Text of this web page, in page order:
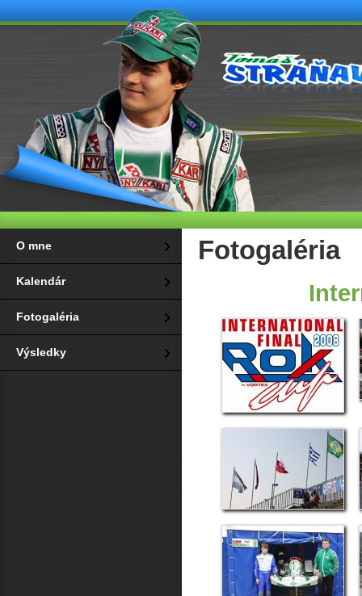
Fotogaléria
O mne
Kalendár
Fotogaléria
Výsledky